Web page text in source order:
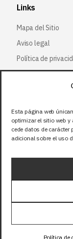
Esta página web
optimizar el sitio web y
cede datos de
adicional sobre el uso
Política de
Links
Mapa del Sitio
Aviso legal
Política de
Política de cookies
Síguenos
Facebook
X (Twitter)
Instagram
Precios sin
aquellos